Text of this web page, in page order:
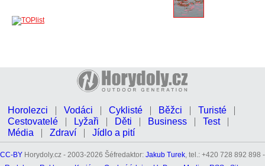
Horolezci Vodáci Cyklisté Běžci
Turisté
Cestovatelé
Lyžaři Děti Business
Test
Média
Zdraví Jídlo a pití
CC-BY Horydoly.cz - 2003-2026 Šéfredaktor: Jakub Turek, tel.: +420 728 892 898 -